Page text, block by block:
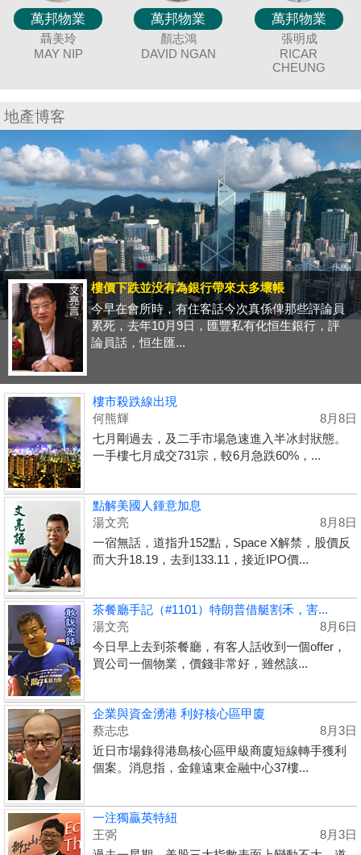
萬邦物業
廖細鳳
SISI LIAO
萬邦物業
冼嘉臻
BORIS SIN
萬邦物業
黃美英
MAGGIE
萬邦物業
唐英霞
DEBBIE TONG
萬邦物業
聶美玲
MAY NIP
萬邦物業
謝愛珍
JUNE TSE
萬邦物業
蔡秀晶
CRYSTAL
萬邦物業
陳蘭貞
COCO CHAN
萬邦物業
吳美美
MEI NG
萬邦物業
顏志鴻
DAVID NGAN
萬邦物業
袁月明
MING YUAN
萬邦物業
余志雄
JIMMY YU
萬邦物業
連愛玲
ELIZA LIN
萬邦物業
伍志達
TAT NG
萬邦物業
BILLY LAU
萬邦物業
羅貝銘
MING LO
萬邦物業
鍾唯美
ANGEL CHUNG
萬邦物業
張明成
RICAR
CHEUNG
地產博客
樓價下跌並没有為銀行帶來太多壞帳
今早在會所時，有住客話今次真係俾那些評論員
累死，去年10月9日，匯豐私有化恒生銀行，評
論員話，恒生匯...
樓市殺跌線出現
何熊輝
8月8日
七月剛過去，及二手市場急速進入半冰封狀態。
一手樓七月成交731宗，較6月急跌60%，...
點解美國人鍾意加息
湯文亮
8月8日
一宿無話，道指升152點，Space X解禁，股價反
而大升18.19，去到133.11，接近IPO價...
茶餐廳手記（#1101）特朗普借艇割禾，害...
湯文亮
8月6日
今日早上去到茶餐廳，有客人話收到一個offer，
買公司一個物業，價錢非常好，雖然該...
企業與資金湧港 利好核心區甲廈
蔡志忠
8月3日
近日市場錄得港島核心區甲級商廈短線轉手獲利
個案。消息指，金鐘遠東金融中心37樓...
一注獨贏英特紐
王弼
8月3日